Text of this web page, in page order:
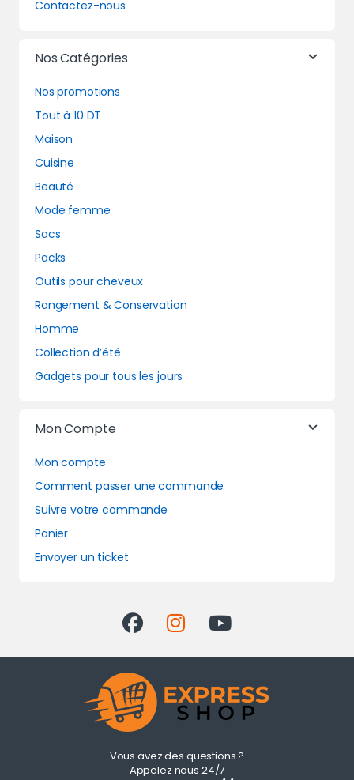
Contactez-nous
Nos Catégories
Nos promotions
Tout à 10 DT
Maison
Cuisine
Beauté
Mode femme
Sacs
Packs
Outils pour cheveux
Rangement & Conservation
Homme
Collection d’été
Gadgets pour tous les jours
Mon Compte
Mon compte
Comment passer une commande
Suivre votre commande
Panier
Envoyer un ticket
Vous avez des questions ?
Appelez nous 24/7